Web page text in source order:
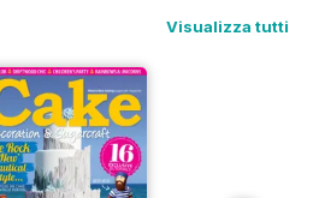
Visualizza tutti